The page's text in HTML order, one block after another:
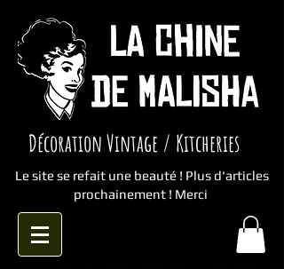
Décoration Vintage / Kitcheries
Le site se refait une beauté ! Plus d'articles
prochainement ! Merci